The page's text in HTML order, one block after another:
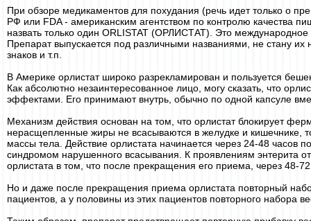
При обзоре медикаментов для похудания (речь идет только о
РФ или FDA - американским агентством по контролю
назвать только один ORLISTAT (ОРЛИСТАТ). Это
Препарат выпускается под различными названиями, не стану
знаков и т.п.
B Америке орлистат широко разрекламирован и пользуется
Как абсолютно незаинтересованное лицо, могу сказать, что
эффектами. Его принимают внутрь, обычно по одной капсуле
Механизм действия основан на том, что орлистат блокирует
нерасщепленные жиры не всасываются в желудке и кишечнике,
массы тела. Действие орлистата начинается через 24-48 часов
синдромом нарушенного всасывания. К проявлениям энтерита
орлистата в том, что после прекращения его приема, через 48-
Но и даже после прекращения приема орлистата повторный
пациентов, а у половины из этих пациентов повторного